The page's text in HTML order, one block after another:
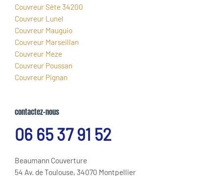
Couvreur Sète 34200
Couvreur Lunel
Couvreur Mauguio
Couvreur Marseillan
Couvreur Meze
Couvreur Poussan
Couvreur Pignan
contactez-nous
06 65 37 91 52
Beaumann Couverture
54 Av. de Toulouse, 34070 Montpellier